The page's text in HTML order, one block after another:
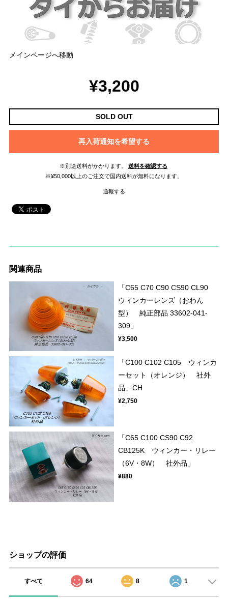
メインページへ移動
¥3,200
SOLD OUT
再入荷通知を希望する
※別途送料がかかります。
送料を確認する
※¥50,000以上のご注文で国内送料が無料になります。
通報する
関連商品
「C65 C70 C90 CS90 CL90
ウィンカーレンズ（おわん
型） 純正部品 33602-041-
309」
¥3,500
「C100 C102 C105 ウィンカ
ーセット（オレンジ） 社外
品」CH
¥2,750
「C65 C100 CS90 C92
CB125K ウィンカー・リレー
（6V・8W） 社外品」
¥880
ショップの評価
すべて 64 8 1